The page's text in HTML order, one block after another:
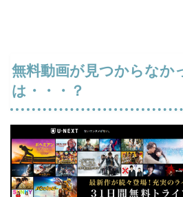
無料動画が見つからなか
は・・・？